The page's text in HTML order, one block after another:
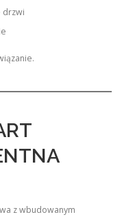
drzwi
z wbudowanym